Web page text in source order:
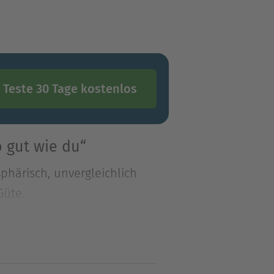
Teste 30 Tage kostenlos
gut wie du“
unvergleichlich
war deine beste